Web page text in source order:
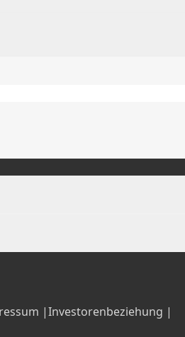
|Investorenbeziehung |